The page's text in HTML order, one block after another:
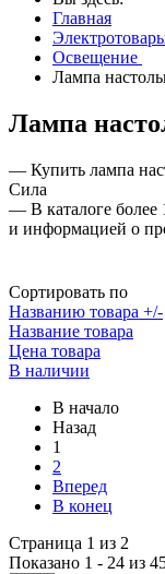
Главная
Освещение
Лампа
Лампа
— Купить лампа
Сила
— В каталоге более
и информацией о
Сортировать по
Названию товара +/-
Название товара
Цена товара
В наличии
В начало
Назад
1
2
Вперед
В конец
Страница 1 из 2
Показано 1 - 24 из